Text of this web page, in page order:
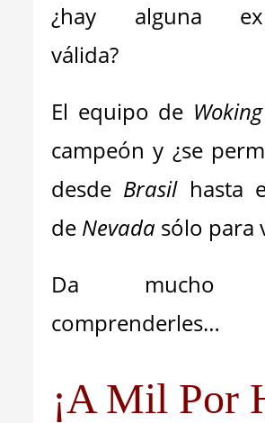
¿hay alguna
válida?
El equipo de Woking
campeón y ¿se
desde Brasilhasta
de Nevada sólo para
Da mucho
comprenderles…
¡A Mil Por